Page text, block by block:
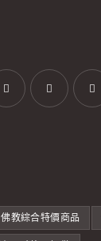
佛教綜合特價商品